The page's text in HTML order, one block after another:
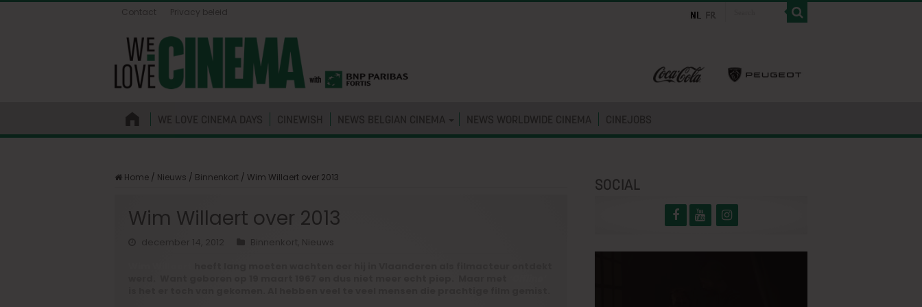
Contact Privacy beleid
WE LOVE CINEMA DAYS CINEWISH NEWS BELGIAN CINEMA NEWS WORLDWIDE CINEMA CINEJOBS
Home / Nieuws / Binnenkort / Wim Willaert over 2013
Wim Willaert over 2013
Binnenkort Nieuws
SOCIAL